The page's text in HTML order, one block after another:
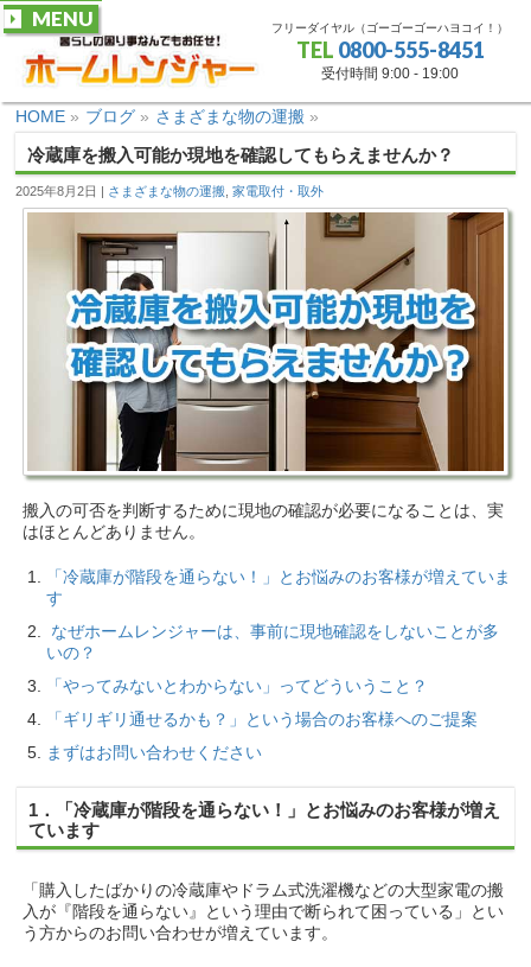
フリーダイヤル（ゴーゴーゴーハヨコイ！）
TEL 0800-555-8451
受付時間 9:00 - 19:00
MENU
HOME » ブログ » さまざまな物の運搬 »
冷蔵庫を搬入可能か現地を確認してもらえませんか？
2025年8月2日 さまざまな物の運搬 ,家電取付・取外
搬入の可否を判断するために現地の確認が必要になることは、実
はほとんどありません。
「冷蔵庫が階段を通らない！」とお悩みのお客様が増えていま
す
なぜホームレンジャーは、事前に現地確認をしないことが多
いの？
「やってみないとわからない」ってどういうこと？
「ギリギリ通せるかも？」という場合のお客様へのご提案
まずはお問い合わせください
1．「冷蔵庫が階段を通らない！」とお悩みのお客様が増え
ています
「購入したばかりの冷蔵庫やドラム式洗濯機などの大型家電の搬
入が『階段を通らない』という理由で断られて困っている」とい
う方からのお問い合わせが増えています。